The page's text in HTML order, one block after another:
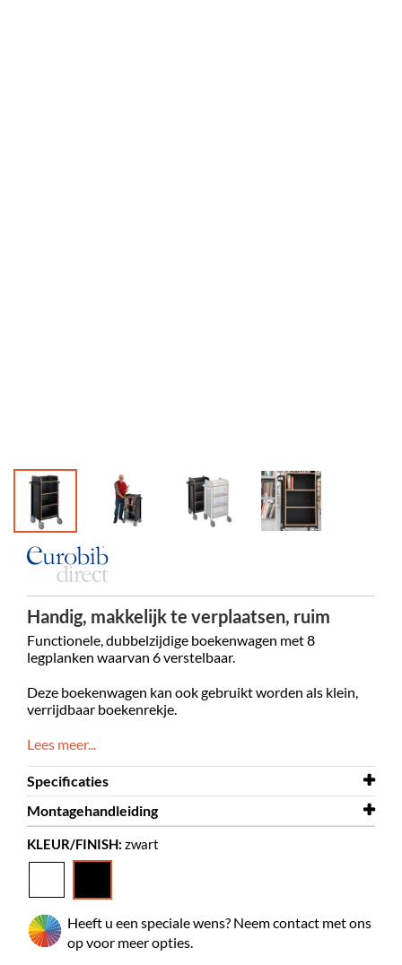
Handig, makkelijk te verplaatsen, ruim
Functionele, dubbelzijdige boekenwagen met 8
legplanken waarvan 6 verstelbaar.
Deze boekenwagen kan ook gebruikt worden als klein,
verrijdbaar boekenrekje.
Lees meer...
Specificaties
Breedte
Diepte
Materiaal
gepoederlakt metaal, multiplex
Montagehandleiding
Montagehandleiding
KLEUR/FINISH: zwart
Heeft u een speciale wens? Neem contact met ons
op voor meer opties.